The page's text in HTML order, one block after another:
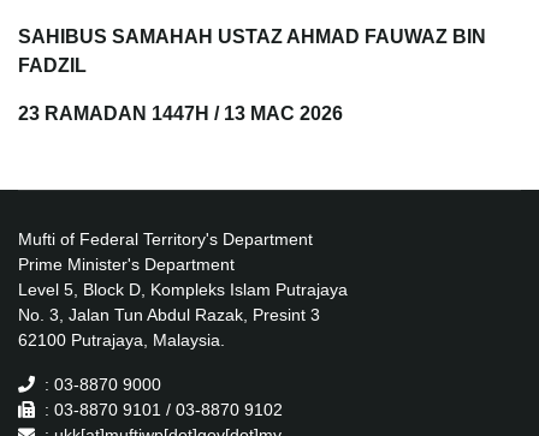
SAHIBUS SAMAHAH USTAZ AHMAD FAUWAZ BIN
FADZIL
23 RAMADAN 1447H / 13 MAC 2026
Mufti of Federal Territory's Department
Prime Minister's Department
Level 5, Block D, Kompleks Islam Putrajaya
No. 3, Jalan Tun Abdul Razak, Presint 3
62100 Putrajaya, Malaysia.
: 03-8870 9000
: 03-8870 9101 / 03-8870 9102